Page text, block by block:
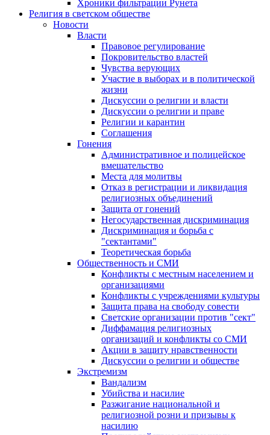
Хроники фильтрации Рунета
Религия в светском обществе
Новости
Власти
Правовое регулирование
Покровительство властей
Чувства верующих
Участие в выборах и в политической
жизни
Дискуссии о религии и власти
Дискуссии о религии и праве
Религии и карантин
Соглашения
Гонения
Административное и полицейское
вмешательство
Места для молитвы
Отказ в регистрации и ликвидация
религиозных объединений
Защита от гонений
Негосударственная дискриминация
Дискриминация и борьба с
"сектантами"
Теоретическая борьба
Общественность и СМИ
Конфликты с местным населением и
организациями
Конфликты с учреждениями культуры
Защита права на свободу совести
Светские организации против "сект"
Диффамация религиозных
организаций и конфликты со СМИ
Акции в защиту нравственности
Дискуссии о религии и обществе
Экстремизм
Вандализм
Убийства и насилие
Разжигание национальной и
религиозной розни и призывы к
насилию